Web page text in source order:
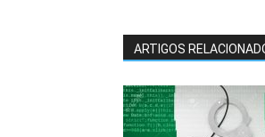
ARTIGOS